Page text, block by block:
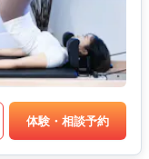
体験・相談予約